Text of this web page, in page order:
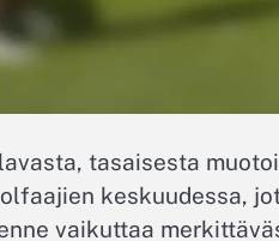
tasaisesta
keskuudessa,
vaikuttaa